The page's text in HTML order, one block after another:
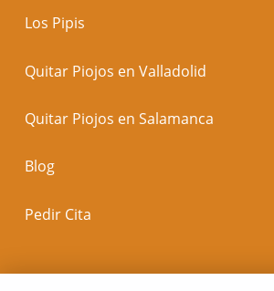
Los Pipis
Quitar Piojos en Valladolid
Quitar Piojos en Salamanca
Blog
Pedir Cita